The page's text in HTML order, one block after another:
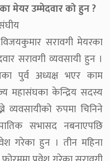
मेयर उम्मेदवार को हुन ?
सरावगी मेयरका
सरावगी व्यवसायी हुन ।
पुर्व अध्यक्ष भएर काम
महासंघका केन्द्रिय सदस्य
व्यवसायीको रुपमा चिनिने
सभासद नबनाएपछि
गरेका हुन । तीन महिना